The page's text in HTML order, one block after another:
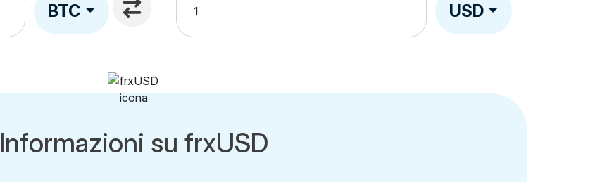
BTC USD
Informazioni su frxUSD